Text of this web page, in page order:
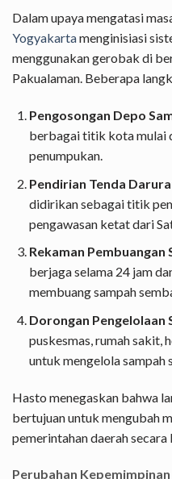
Dalam upaya mengatasi
Yogyakartamenginisiasi
menggunakan gerobak di
Pakualaman. Beberapa
Pengosongan Depo
berbagai titik kota mulai
penumpukan.
Pendirian Tenda
didirikan sebagai titik
pengawasan ketat dari
Rekaman Pembuangan
berjaga selama 24 jam
membuang sampah
Dorongan Pengelolaan
puskesmas, rumah sakit,
untuk mengelola sampah
Hasto menegaskan bahwa
bertujuan untuk mengubah
pemerintahan daerah secara
Perubahan